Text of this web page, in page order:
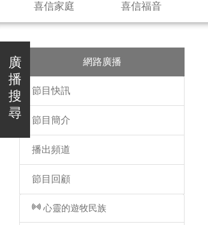
喜信家庭 喜信福音
廣
播
搜
尋
網路廣播
節目快訊
節目簡介
播出頻道
節目回顧
心靈的遊牧民族